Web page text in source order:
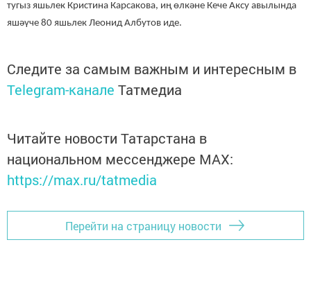
тугыз яшьлек Кристина Карсакова, иң өлкәне Кече Аксу авылында
яшәүче 80 яшьлек Леонид Албутов иде.
Следите за самым важным и интересным в
Telegram-канале Татмедиа
Читайте новости Татарстана в
национальном мессенджере MАХ:
https://max.ru/tatmedia
Перейти на страницу новости